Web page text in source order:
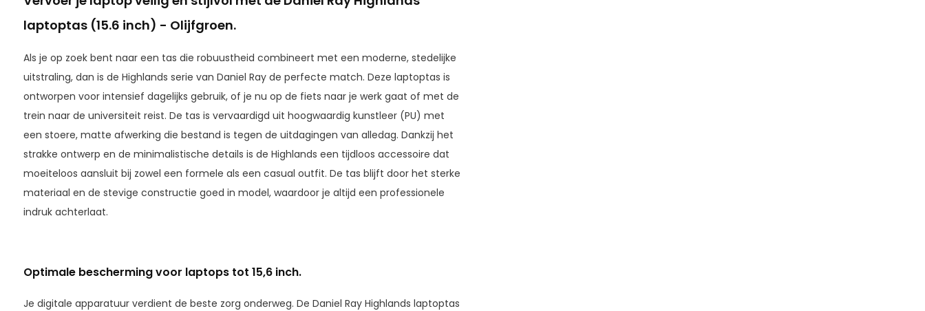
laptoptas (15.6 inch) - Olijfgroen.
Als je op zoek bent naar een tas die robuustheid combineert met een moderne, stedelijke
uitstraling, dan is de Highlands serie van Daniel Ray de perfecte match. Deze laptoptas is
ontworpen voor intensief dagelijks gebruik, of je nu op de fiets naar je werk gaat of met de
trein naar de universiteit reist. De tas is vervaardigd uit hoogwaardig kunstleer (PU) met
een stoere, matte afwerking die bestand is tegen de uitdagingen van alledag. Dankzij het
strakke ontwerp en de minimalistische details is de Highlands een tijdloos accessoire dat
moeiteloos aansluit bij zowel een formele als een casual outfit. De tas blijft door het sterke
materiaal en de stevige constructie goed in model, waardoor je altijd een professionele
indruk achterlaat.
Optimale bescherming voor laptops tot 15,6 inch.
Je digitale apparatuur verdient de beste zorg onderweg. De Daniel Ray Highlands laptoptas